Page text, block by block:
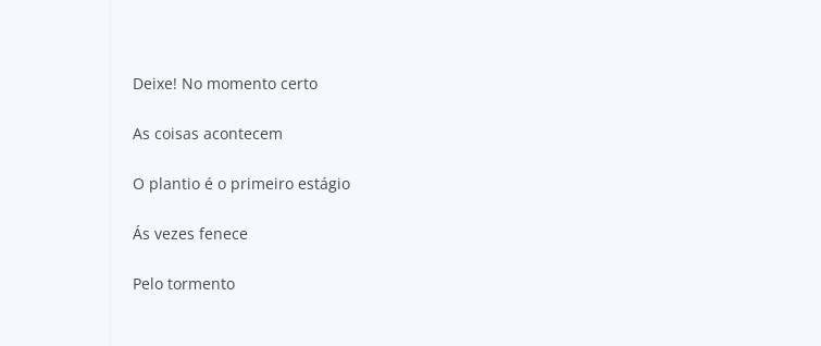
Deixe! No momento certo
As coisas acontecem
O plantio é o primeiro estágio
Ás vezes fenece
Pelo tormento